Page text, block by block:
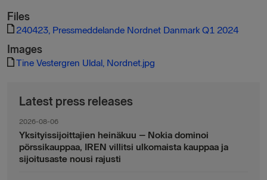
Files
240423, Pressmeddelande Nordnet Danmark Q1 2024
Images
Tine Vestergren Uldal, Nordnet.jpg
Latest press releases
2026-08-06
Yksityissijoittajien heinäkuu – Nokia dominoi
pörssikauppaa, IREN villitsi ulkomaista kauppaa ja
sijoitusaste nousi rajusti